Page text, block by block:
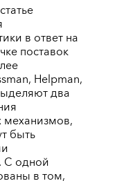
в ответ на
поставок
Helpman,
два
быть
С одной
в том,